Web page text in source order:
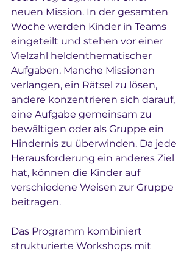
neuen Mission. In der gesamten
Woche werden Kinder in Teams
eingeteilt und stehen vor einer
Vielzahl heldenthematischer
Aufgaben. Manche Missionen
verlangen, ein Rätsel zu lösen,
andere konzentrieren sich darauf,
eine Aufgabe gemeinsam zu
bewältigen oder als Gruppe ein
Hindernis zu überwinden. Da jede
Herausforderung ein anderes Ziel
hat, können die Kinder auf
verschiedene Weisen zur Gruppe
beitragen.
Das Programm kombiniert
strukturierte Workshops mit